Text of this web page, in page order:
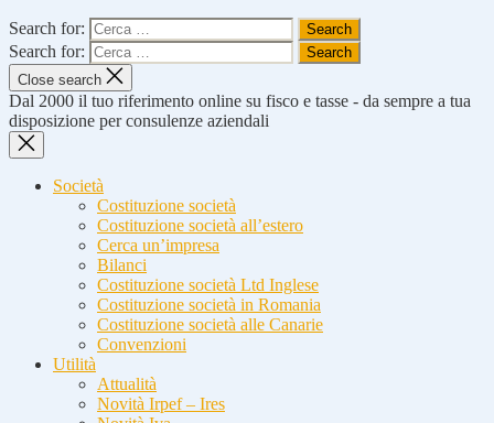
Search for:
Search for:
Close search
Dal 2000 il tuo riferimento online su fisco e tasse - da sempre a tua
disposizione per consulenze aziendali
Società
Costituzione società
Costituzione società all’estero
Cerca un’impresa
Bilanci
Costituzione società Ltd Inglese
Costituzione società in Romania
Costituzione società alle Canarie
Convenzioni
Utilità
Attualità
Novità Irpef – Ires